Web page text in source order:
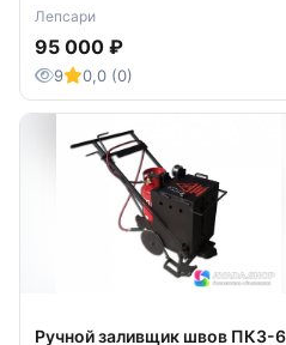
Лепсари
95 000 ₽
9 0,0 (0)
Ручной заливщик швов ПКЗ-